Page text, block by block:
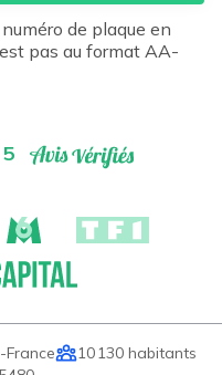
de plaque en
pas au format AA-
France 10 130 habitants